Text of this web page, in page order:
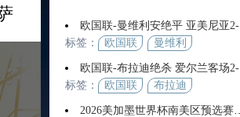
欧国联-曼维利安绝平 亚美尼亚2-2法罗群岛
标签：
欧国联
曼维利
欧国联-布拉迪绝杀 爱尔兰客场2-1逆转芬兰
标签：
欧国联 布拉迪
2026美加墨世界杯南美区预选赛第9轮全场集锦